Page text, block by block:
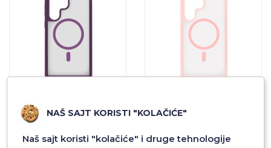
FUTROLA GEAR 4
MAGSAFE MATTE ZA
SAMSUNG S24 ULTRA
MAGSAFE MATTE ZA
NAŠ SAJT KORISTI "KOLAČIĆE"
Naš sajt koristi "kolačiće" i druge tehnologije